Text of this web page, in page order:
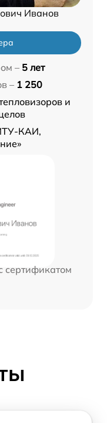
Иванов
– 5 лет
– 1 250
и
КАИ,
сертификатом